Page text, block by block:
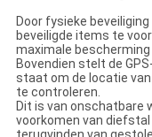
Door fysieke
beveiligde items te
maximale
Bovendien stelt de
staat om de locatie
te controleren.
Dit is van onschatbare
voorkomen van